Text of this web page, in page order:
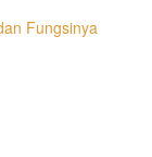
Fungsinya